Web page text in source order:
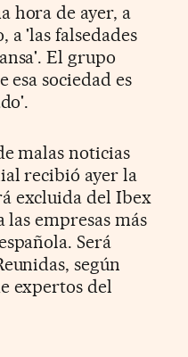
hora de ayer, a
a 'las falsedades
El grupo
esa sociedad es
malas noticias
recibió ayer la
excluida del Ibex
las empresas más
Será
según
expertos del